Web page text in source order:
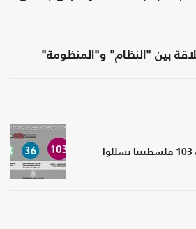
بين "النظام" و"المنظومة"
مركز أحرار: إسرائيل اعتقلت 103 فلسطينيا تسللوا